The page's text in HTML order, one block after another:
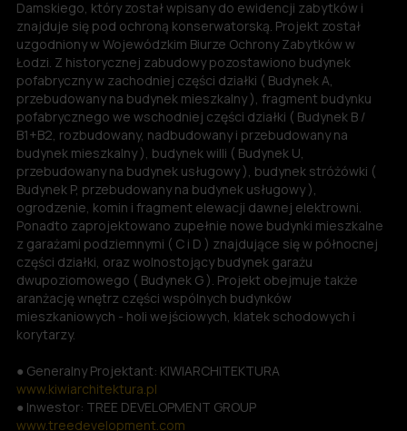
Damskiego, który został wpisany do ewidencji zabytków i
znajduje się pod ochroną konserwatorską. Projekt został
uzgodniony w Wojewódzkim Biurze Ochrony Zabytków w
Łodzi. Z historycznej zabudowy pozostawiono budynek
pofabryczny w zachodniej części działki ( Budynek A,
przebudowany na budynek mieszkalny ), fragment budynku
pofabrycznego we wschodniej części działki ( Budynek B /
B1+B2, rozbudowany, nadbudowany i przebudowany na
budynek mieszkalny ), budynek willi ( Budynek U,
przebudowany na budynek usługowy ), budynek stróżówki (
Budynek P, przebudowany na budynek usługowy ),
ogrodzenie, komin i fragment elewacji dawnej elektrowni.
Ponadto zaprojektowano zupełnie nowe budynki mieszkalne
z garażami podziemnymi ( C i D ) znajdujące się w północnej
części działki, oraz wolnostojący budynek garażu
dwupoziomowego ( Budynek G ). Projekt obejmuje także
aranżację wnętrz części wspólnych budynków
mieszkaniowych - holi wejściowych, klatek schodowych i
korytarzy.
● Generalny Projektant: KIWIARCHITEKTURA
www.kiwiarchitektura.pl
● Inwestor: TREE DEVELOPMENT GROUP
www.treedevelopment.com